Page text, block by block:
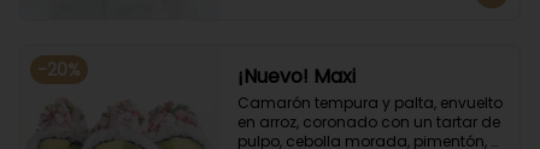
-20% ¡Nuevo! Maxi
Camarón tempura y palta, envuelto
en arroz, coronado con un tartar de
pulpo, cebolla morada, pimentón,